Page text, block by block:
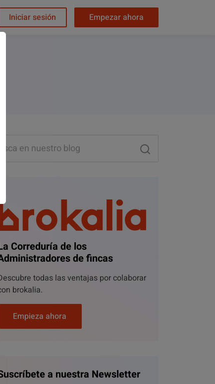
Iniciar sesión Empezar ahora
Correduría de los
de fincas
todas las ventajas por colaborar
brokalia.
Empieza ahora
a nuestra Newsletter